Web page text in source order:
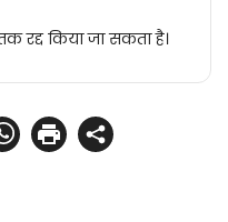
रद्द किया जा सकता है।